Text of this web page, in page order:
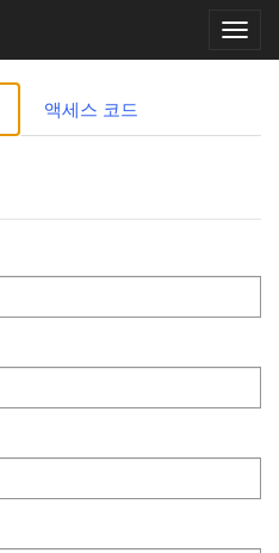
Toggle
액세스 코드